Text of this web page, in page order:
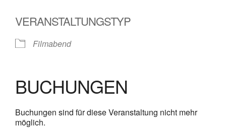
VERANSTALTUNGSTYP
Filmabend
BUCHUNGEN
Buchungen sind für diese Veranstaltung nicht mehr
möglich.